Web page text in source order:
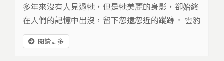
多年來沒有人見過牠，但是牠美麗的身影，卻始終
在人們的記憶中出沒，留下忽遠忽近的蹤跡。 雲豹
生存在台灣有多久的歷史，分布的範圍有多廣，現
在的人不得而知。但是在考古挖掘出的證據中，有
閱讀更多